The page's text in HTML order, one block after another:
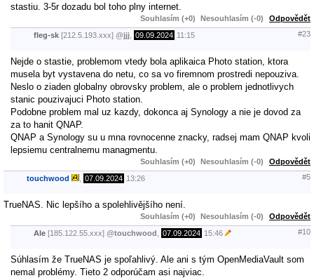
stastiu. 3-5r dozadu bol toho plny internet.
Souhlasím (+0) Nesouhlasím (-0) Odpovědět
fleg-sk [212.5.193.xxx] @jjj 09.09.2024 11:15 #23
Nejde o stastie, problemom vtedy bola aplikaica Photo station, ktora
musela byt vystavena do netu, co sa vo firemnom prostredi nepouziva.
Neslo o ziaden globalny obrovsky problem, ale o problem jednotlivych
stanic pouzivajuci Photo station.
Podobne problem mal uz kazdy, dokonca aj Synology a nie je dovod za
za to hanit QNAP.
QNAP a Synology su u mna rovnocenne znacky, radsej mam QNAP kvoli
lepsiemu centralnemu managmentu.
Souhlasím (+0) Nesouhlasím (-0) Odpovědět
touchwood 07.09.2024 13:26 #5
TrueNAS. Nic lepšího a spolehlivějšího není.
Souhlasím (+0) Nesouhlasím (-0) Odpovědět
Ale [185.122.55.xxx] @touchwood 07.09.2024 15:46 #10
Súhlasím že TrueNAS je spoľahlivý. Ale ani s tým OpenMediaVault som
nemal problémy. Tieto 2 odporúčam asi najviac.